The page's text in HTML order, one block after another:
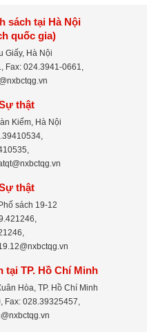
sách tại Hà Nội
quốc gia)
Giấy, Hà Nội
Fax: 024.3941-0661,
thật
Kiếm, Hà Nội
thật
sách 19-12
tại TP. Hồ Chí Minh
Hòa, TP. Hồ Chí Minh
Fax: 028.39325457,